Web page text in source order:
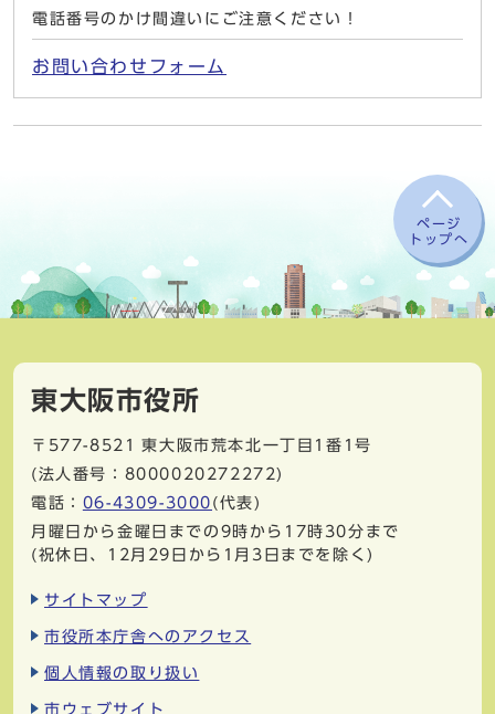
電話番号のかけ間違いにご注意ください！
お問い合わせフォーム
ページ
トップへ
東大阪市役所
〒577-8521
東大阪市荒本北一丁目1番1号
(法人番号：8000020272272)
電話： 06-4309-3000 (代表)
月曜日から金曜日までの9時から17時30分まで
(祝休日、12月29日から1月3日までを除く)
サイトマップ
市役所本庁舎へのアクセス
個人情報の取り扱い
市ウェブサイト